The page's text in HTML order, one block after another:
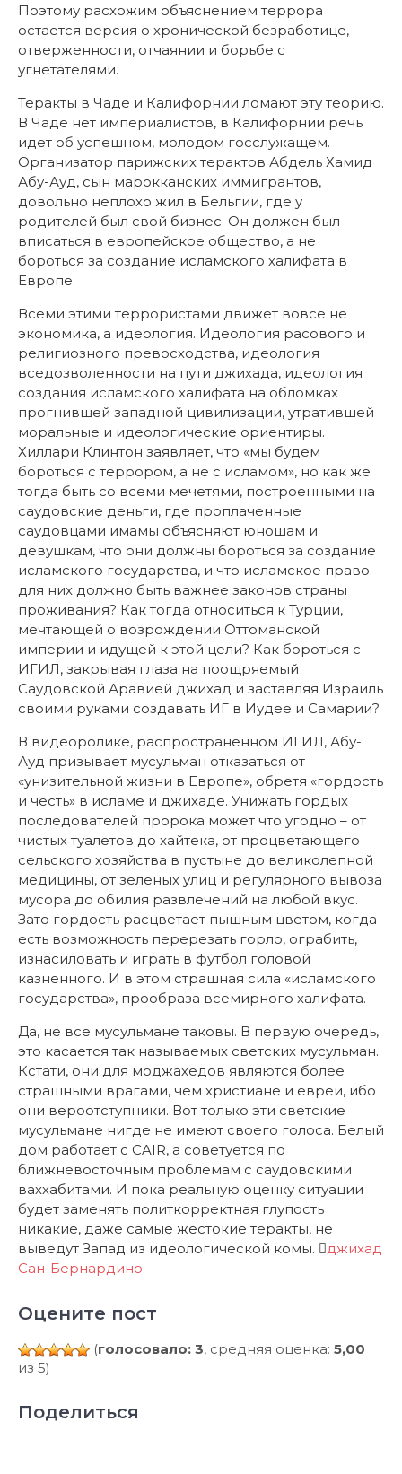
Поэтому расхожим объяснением террора
остается версия о хронической безработице,
отверженности, отчаянии и борьбе с
угнетателями.
Теракты в Чаде и Калифорнии ломают эту теорию.
В Чаде нет империалистов, в Калифорнии речь
идет об успешном, молодом госслужащем.
Организатор парижских терактов Абдель Хамид
Абу-Ауд, сын марокканских иммигрантов,
довольно неплохо жил в Бельгии, где у
родителей был свой бизнес. Он должен был
вписаться в европейское общество, а не
бороться за создание исламского халифата в
Европе.
Всеми этими террористами движет вовсе не
экономика, а идеология. Идеология расового и
религиозного превосходства, идеология
вседозволенности на пути джихада, идеология
создания исламского халифата на обломках
прогнившей западной цивилизации, утратившей
моральные и идеологические ориентиры.
Хиллари Клинтон заявляет, что «мы будем
бороться с террором, а не с исламом», но как же
тогда быть со всеми мечетями, построенными на
саудовские деньги, где проплаченные
саудовцами имамы объясняют юношам и
девушкам, что они должны бороться за создание
исламского государства, и что исламское право
для них должно быть важнее законов страны
проживания? Как тогда относиться к Турции,
мечтающей о возрождении Оттоманской
империи и идущей к этой цели? Как бороться с
ИГИЛ, закрывая глаза на поощряемый
Саудовской Аравией джихад и заставляя Израиль
своими руками создавать ИГ в Иудее и Самарии?
В видеоролике, распространенном ИГИЛ, Абу-
Ауд призывает мусульман отказаться от
«унизительной жизни в Европе», обретя «гордость
и честь» в исламе и джихаде. Унижать гордых
последователей пророка может что угодно – от
чистых туалетов до хайтека, от процветающего
сельского хозяйства в пустыне до великолепной
медицины, от зеленых улиц и регулярного вывоза
мусора до обилия развлечений на любой вкус.
Зато гордость расцветает пышным цветом, когда
есть возможность перерезать горло, ограбить,
изнасиловать и играть в футбол головой
казненного. И в этом страшная сила «исламского
государства», прообраза всемирного халифата.
Да, не все мусульмане таковы. В первую очередь,
это касается так называемых светских мусульман.
Кстати, они для моджахедов являются более
страшными врагами, чем христиане и евреи, ибо
они вероотступники. Вот только эти светские
мусульмане нигде не имеют своего голоса. Белый
дом работает с CAIR, а советуется по
ближневосточным проблемам с саудовскими
ваххабитами. И пока реальную оценку ситуации
будет заменять политкорректная глупость
никакие, даже самые жестокие теракты, не
выведут Запад из идеологической комы.
джихад
Сан-Бернардино
Оцените пост
(голосовало: 3, средняя оценка: 5,00
из 5)
Поделиться